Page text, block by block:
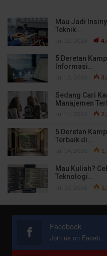
Mau Jadi
Teknik…
5 Deretan
Informasi…
Sedang Cari
Manajemen
5 Deretan
Terbaik di…
Mau Kuliah?
Teknologi…
Facebook
Join us on Facebook